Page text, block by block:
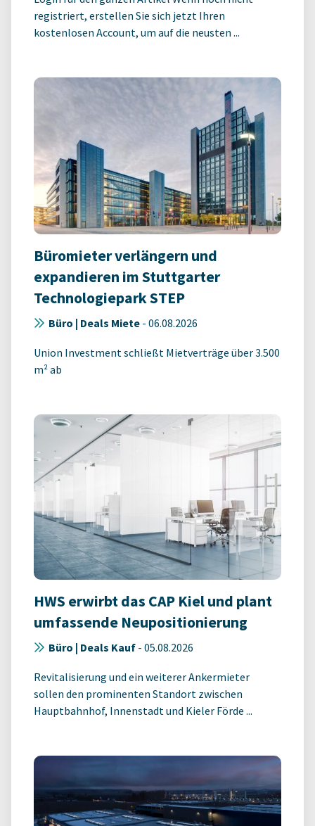
registriert, erstellen Sie sich jetzt Ihren
kostenlosen Account, um auf die neusten ...
Büromieter verlängern und
expandieren im Stuttgarter
Technologiepark STEP
Büro | Deals Miete - 06.08.2026
Union Investment schließt Mietverträge über 3.500
m² ab
HWS erwirbt das CAP Kiel und plant
umfassende Neupositionierung
Büro | Deals Kauf - 05.08.2026
Revitalisierung und ein weiterer Ankermieter
sollen den prominenten Standort zwischen
Hauptbahnhof, Innenstadt und Kieler Förde ...